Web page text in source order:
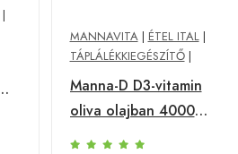
|
MANNAVITA| ÉTEL ITAL|
TÁPLÁLÉKKIEGÉSZÍTŐ|
Manna-D D3-vitamin
oliva olajban 4000
NE, 120 db